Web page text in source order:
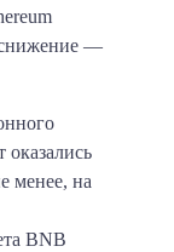
снижение —
менее, на
BNB